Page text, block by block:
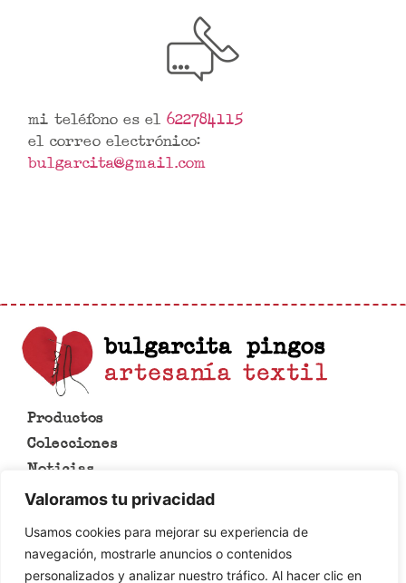
Valoramos tu privacidad
Usamos cookies para mejorar su experiencia de
navegación, mostrarle anuncios o contenidos
personalizados y analizar nuestro tráfico. Al hacer clic en
mi teléfono es el 622784115
el correo electrónico:
bulgarcita@gmail.com
Productos
Colecciones
Noticias
Lo que se hace en esta casa
Aviso legal
Política de cookies